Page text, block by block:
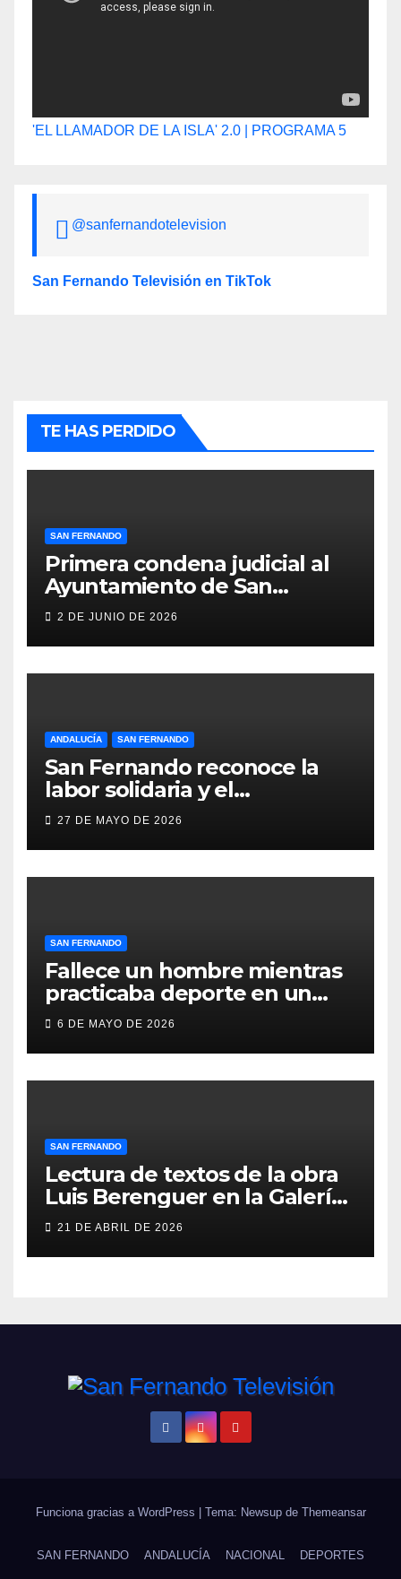
'EL LLAMADOR DE LA ISLA' 2.0 | PROGRAMA 5
@sanfernandotelevision
San Fernando Televisión en TikTok
TE HAS PERDIDO
SAN FERNANDO
Primera condena judicial al
Ayuntamiento de San
Fernando por negar
locales lesionados en acto de
servicio
2 DE JUNIO DE 2026
ANDALUCÍA SAN FERNANDO
San Fernando reconoce la
labor solidaria y el
compromiso social de Juan y
San Fernando
27 DE MAYO DE 2026
SAN FERNANDO
Fallece un hombre mientras
practicaba deporte en un
gimnasio de San Fernando
6 DE MAYO DE 2026
SAN FERNANDO
Lectura de textos de la obra
Luis Berenguer en la Galería
ERA
21 DE ABRIL DE 2026
Funciona gracias a WordPress Tema: Newsup de Themeansar
SAN FERNANDO ANDALUCÍA NACIONAL DEPORTES